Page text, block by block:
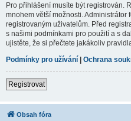
Pro přihlášení musíte být registrován.
mnohem větší možnosti.
registrovaným uživatelům. Před
s našimi podmínkami pro použití a s
ujistěte, že si přečtete jakákoliv
Podmínky pro užívání | Ochrana
Registrovat
Obsah fóra